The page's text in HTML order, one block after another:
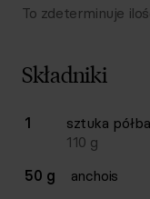
To zdeterminuje
Składniki
Lista składników
Ilość Składnik
1 sztuka
110 g
50 g
anchois